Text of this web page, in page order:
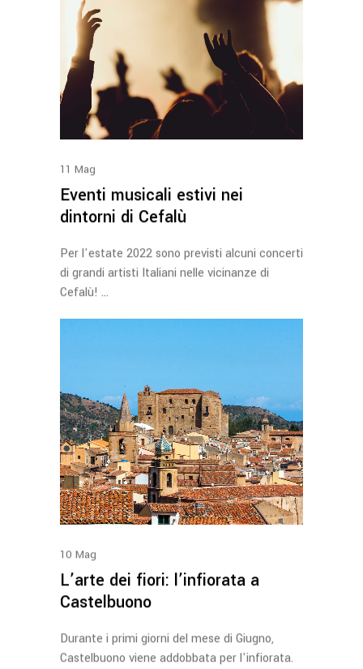
11 Mag
Eventi musicali estivi nei
dintorni di Cefalù
Per l'estate 2022 sono previsti alcuni concerti
di grandi artisti Italiani nelle vicinanze di
Cefalù!
10 Mag
L’arte dei fiori: l’infiorata a
Castelbuono
Durante i primi giorni del mese di Giugno,
Castelbuono viene addobbata per l'infiorata.